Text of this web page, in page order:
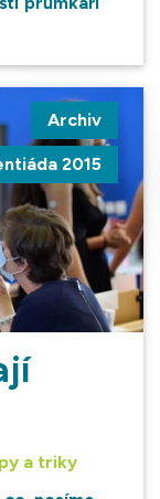
Archiv
2015
a triky